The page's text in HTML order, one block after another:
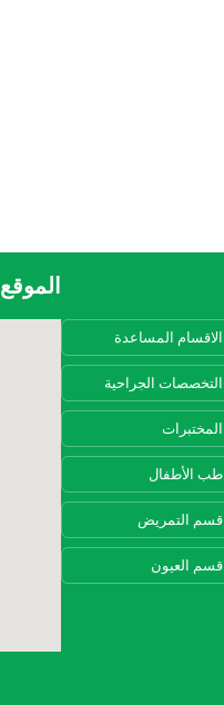
الموقع
الاقسام المساعدة
التخصصات الجراحية
المختبرات
طب الأطفال
قسم التمريض
قسم العيون